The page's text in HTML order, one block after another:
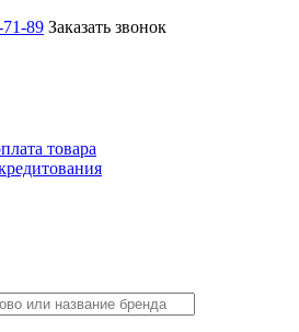
89 Заказать звонок
товара